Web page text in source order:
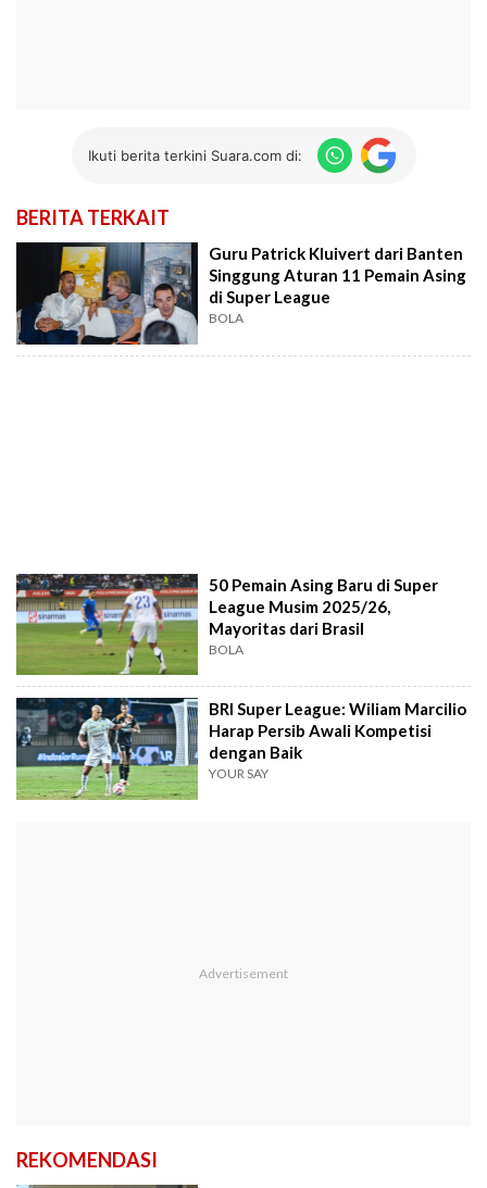
Ikuti berita terkini Suara.com di:
BERITA TERKAIT
Guru Patrick Kluivert dari Banten
Singgung Aturan 11 Pemain Asing
di Super League
BOLA
50 Pemain Asing Baru di Super
League Musim 2025/26,
Mayoritas dari Brasil
BOLA
BRI Super League: Wiliam Marcilio
Harap Persib Awali Kompetisi
dengan Baik
YOUR SAY
REKOMENDASI